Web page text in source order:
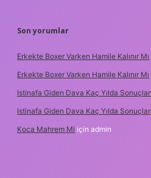
Son yorumlar
Erkekte Boxer Varken Hamile Kalınır Mı
Erkekte Boxer Varken Hamile Kalınır Mı
Istinafa Giden Dava Kaç Yılda
Istinafa Giden Dava Kaç Yılda
Koca Mahrem Mi için admin